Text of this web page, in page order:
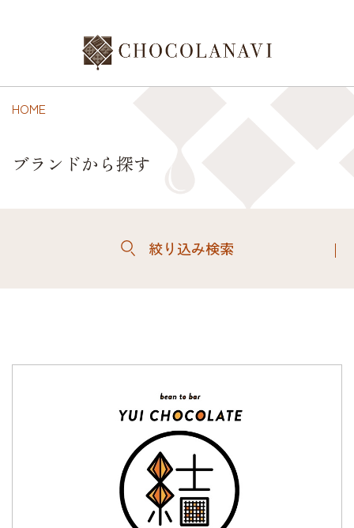
HOME
ブランドから探す
絞り込み検索